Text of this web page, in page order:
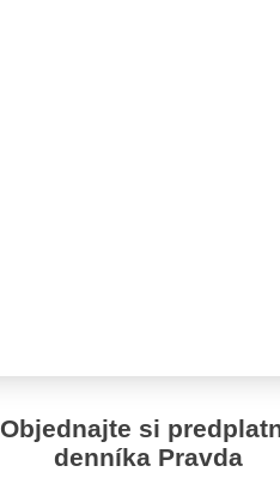
Objednajte si
denníka Pravda